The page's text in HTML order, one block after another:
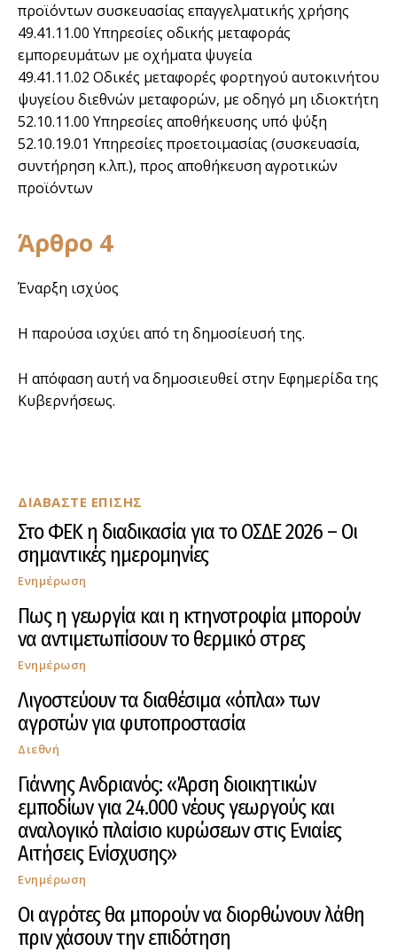
ΔΙΑΒΑΣΤΕ ΕΠΙΣΗΣ
Στο ΦΕΚ η διαδικασία για το ΟΣΔΕ 2026 – Οι
σημαντικές ημερομηνίες
Ενημέρωση
Πως η γεωργία και η κτηνοτροφία μπορούν
να αντιμετωπίσουν το θερμικό στρες
Ενημέρωση
Λιγοστεύουν τα διαθέσιμα «όπλα» των
αγροτών για φυτοπροστασία
Διεθνή
Γιάννης Ανδριανός: «Άρση διοικητικών
εμποδίων για 24.000 νέους γεωργούς και
αναλογικό πλαίσιο κυρώσεων στις Ενιαίες
Αιτήσεις Ενίσχυσης»
Ενημέρωση
Οι αγρότες θα μπορούν να διορθώνουν λάθη
πριν χάσουν την επιδότηση
προϊόντων συσκευασίας επαγγελματικής χρήσης
49.41.11.00 Υπηρεσίες οδικής μεταφοράς
εμπορευμάτων με οχήματα ψυγεία
49.41.11.02 Οδικές μεταφορές φορτηγού αυτοκινήτου
ψυγείου διεθνών μεταφορών, με οδηγό μη ιδιοκτήτη
52.10.11.00 Υπηρεσίες αποθήκευσης υπό ψύξη
52.10.19.01 Υπηρεσίες προετοιμασίας (συσκευασία,
συντήρηση κ.λπ.), προς αποθήκευση αγροτικών
προϊόντων
Άρθρο 4
Έναρξη ισχύος
Η παρούσα ισχύει από τη δημοσίευσή της.
Η απόφαση αυτή να δημοσιευθεί στην Εφημερίδα της
Κυβερνήσεως.